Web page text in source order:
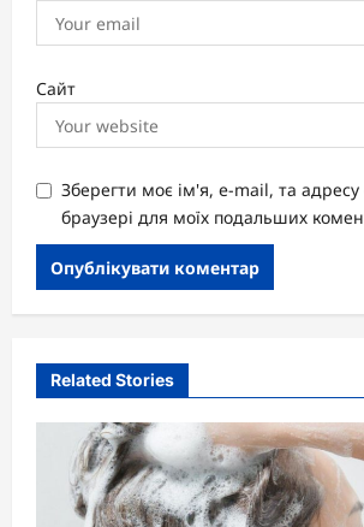
Сайт
Зберегти моє ім'я, e-mail, та
браузері для моїх подальших
Related Stories